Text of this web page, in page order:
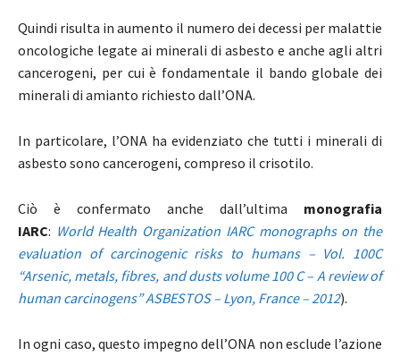
Quindi risulta in aumento il numero dei decessi per malattie
oncologiche legate ai minerali di asbesto e anche agli altri
cancerogeni, per cui è fondamentale il bando globale dei
minerali di amianto richiesto dall’ONA.
In particolare, l’ONA ha evidenziato che tutti i minerali di
asbesto sono cancerogeni, compreso il crisotilo.
Ciò è confermato anche dall’ultima monografia
IARC: World Health Organization IARC monographs on the
evaluation of carcinogenic risks to humans – Vol. 100C
“Arsenic, metals, fibres, and dusts volume 100 C – A review of
human carcinogens” ASBESTOS – Lyon, France – 2012).
In ogni caso, questo impegno dell’ONA non esclude l’azione